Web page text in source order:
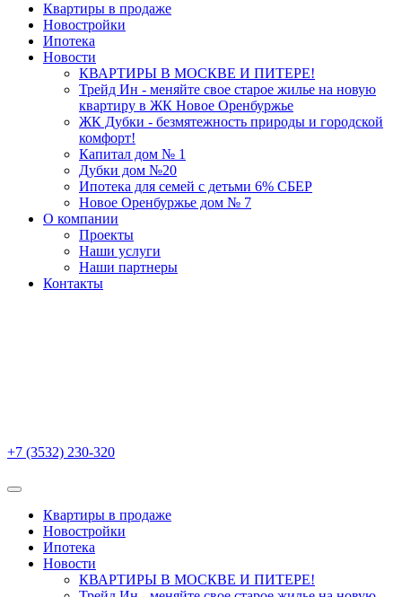
Квартиры в продаже
Новостройки
Ипотека
Новости
КВАРТИРЫ В МОСКВЕ И ПИТЕРЕ!
Трейд Ин - меняйте свое старое жилье на новую
квартиру в ЖК Новое Оренбуржье
ЖК Дубки - безмятежность природы и городской
комфорт!
Капитал дом № 1
Дубки дом №20
Ипотека для семей с детьми 6% СБЕР
Новое Оренбуржье дом № 7
О компании
Проекты
Наши услуги
Наши партнеры
Контакты
+7 (3532) 230-320
Квартиры в продаже
Новостройки
Ипотека
Новости
КВАРТИРЫ В МОСКВЕ И ПИТЕРЕ!